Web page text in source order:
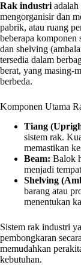
Rak industri
mengorganisir dan
pabrik, atau ruang
beberapa
dan shelving
tersedia dalam
berat, yang masing-
berbeda.
Komponen Utama
Tiang
sistem rak.
memastikan
Beam: Balok
menjadi
Shelving
barang atau
menentukan
Sistem rak industri
pembongkaran
memudahkan
kebutuhan.